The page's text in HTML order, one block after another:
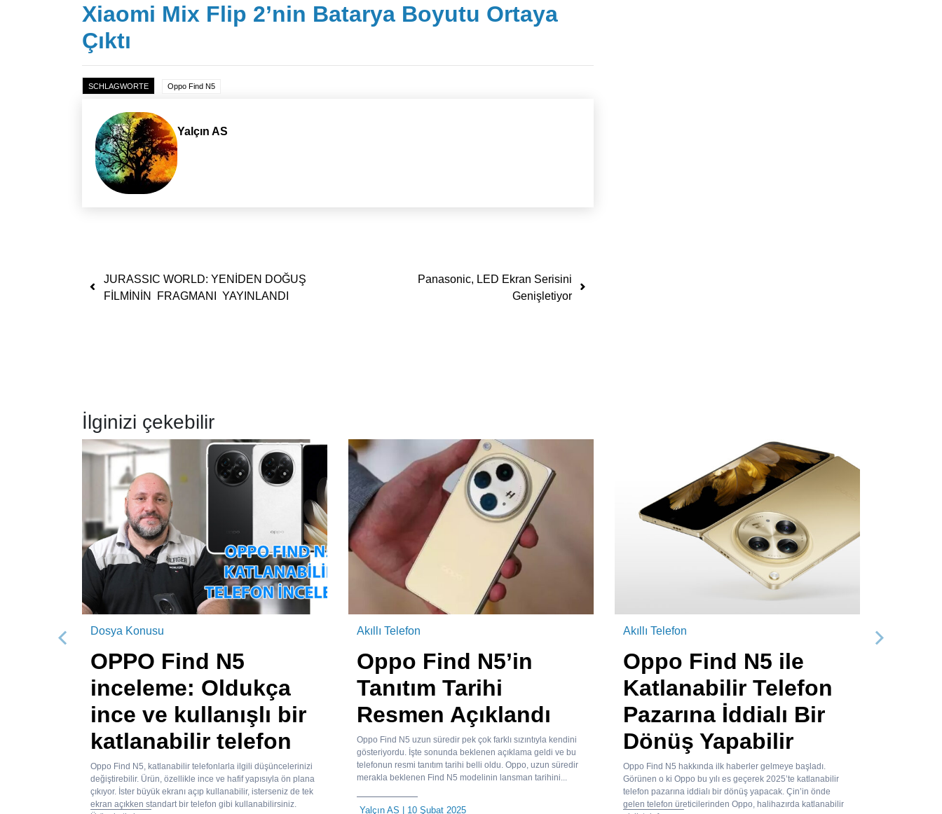
Xiaomi Mix Flip 2’nin Batarya Boyutu Ortaya
Çıktı
SCHLAGWORTE Oppo Find N5
Yalçın AS
Yazı dolaşımı
JURASSIC WORLD: YENİDEN DOĞUŞ
FİLMİNİN FRAGMANI YAYINLANDI
Panasonic, LED Ekran Serisini
Genişletiyor
İlginizi çekebilir
Dosya Konusu
OPPO Find N5
inceleme: Oldukça
ince ve kullanışlı bir
katlanabilir telefon
Oppo Find N5, katlanabilir telefonlarla ilgili düşüncelerinizi
değiştirebilir. Ürün, özellikle ince ve hafif yapısıyla ön plana
çıkıyor. İster büyük ekranı açıp kullanabilir, isterseniz de tek
ekran açıkken standart bir telefon gibi kullanabilirsiniz.
Akıllı Telefon
Oppo Find N5’in
Tanıtım Tarihi
Resmen Açıklandı
Oppo Find N5 uzun süredir pek çok farklı sızıntıyla kendini
gösteriyordu. İşte sonunda beklenen açıklama geldi ve bu
telefonun resmi tanıtım tarihi belli oldu. Oppo, uzun süredir
merakla beklenen Find N5 modelinin lansman tarihini...
Yalçın AS | 10 Şubat 2025
Akıllı Telefon
Oppo Find N5 ile
Katlanabilir Telefon
Pazarına İddialı Bir
Dönüş Yapabilir
Oppo Find N5 hakkında ilk haberler gelmeye başladı.
Görünen o ki Oppo bu yılı es geçerek 2025’te katlanabilir
telefon pazarına iddialı bir dönüş yapacak. Çin’in önde
gelen telefon üreticilerinden Oppo, halihazırda katlanabilir
Önceki Sonraki